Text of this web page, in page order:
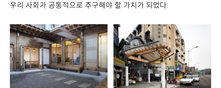
우리 사회가 공통적으로 추구해야 할 가치가 되었다.